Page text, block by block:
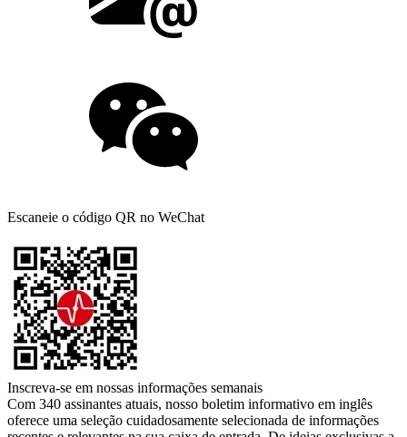
Escaneie o código QR no WeChat
Inscreva-se em nossas informações semanais
Com 340 assinantes atuais, nosso boletim informativo em inglês
oferece uma seleção cuidadosamente selecionada de informações